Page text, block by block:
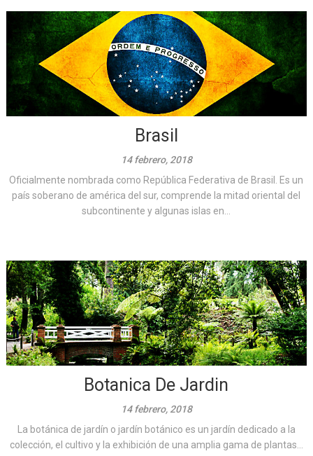
Brasil
14 febrero, 2018
Oficialmente nombrada como República Federativa de Brasil. Es un
país soberano de américa del sur, comprende la mitad oriental del
subcontinente y algunas islas en...
Botanica De Jardin
14 febrero, 2018
La botánica de jardín o jardín botánico es un jardín dedicado a la
colección, el cultivo y la exhibición de una amplia gama de plantas...